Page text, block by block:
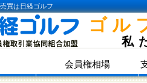
買は日経ゴルフ
ゴル
私
会員権相場